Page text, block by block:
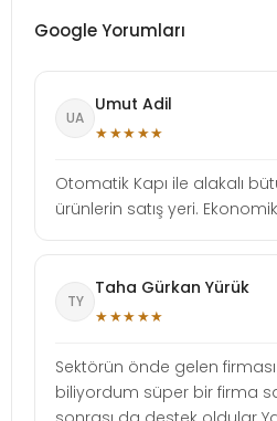
Google Yorumları
UA
Umut Adil
★★★★★
Otomatik Kapı ile alakalı
ürünlerin satış yeri.
TY
Taha Gürkan Yürük
★★★★★
Sektörün önde gelen
biliyordum süper bir firma